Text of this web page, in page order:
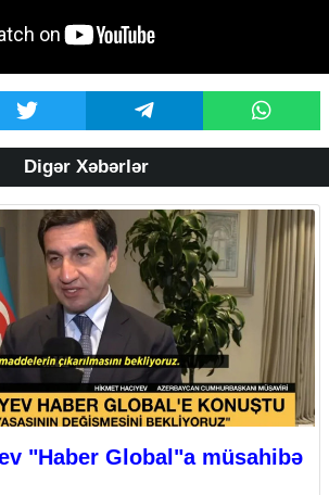
Digər Xəbərlər
"Haber Global"a müsahibə